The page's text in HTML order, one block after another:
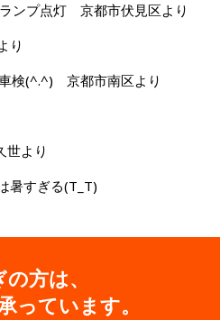
プ点灯 京都市伏見区より
り
検(^.^) 京都市南区より
世より
暑すぎる(T_T)
方は、
っています。